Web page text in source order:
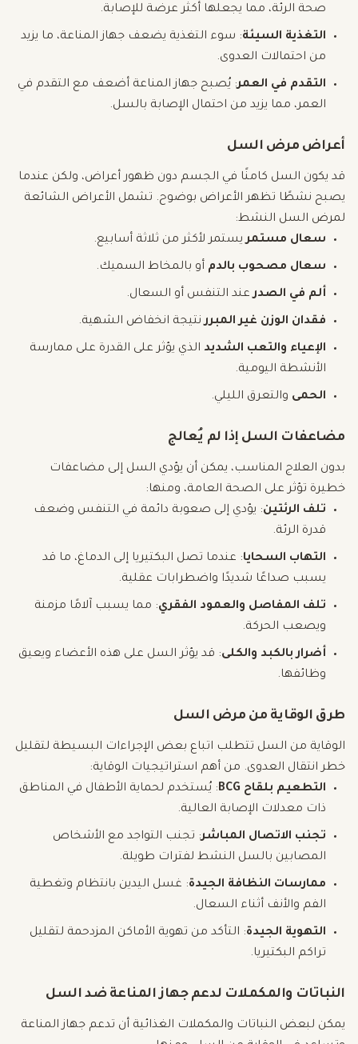
صحة الرئة، مما يجعلها أكثر عرضة للإصابة.
التغذية السيئة: سوء التغذية يضعف جهاز المناعة، ما يزيد
من احتمالات العدوى.
التقدم في العمر: يُصبح جهاز المناعة أضعف مع التقدم في
العمر، مما يزيد من احتمال الإصابة بالسل.
أعراض مرض السل
قد يكون السل كامنًا في الجسم دون ظهور أعراض، ولكن عندما
يصبح نشطًا تظهر الأعراض بوضوح. تشمل الأعراض الشائعة
لمرض السل النشط:
سعال مستمريستمر لأكثر من ثلاثة أسابيع.
سعال مصحوب بالدم أو بالمخاط السميك.
ألم في الصدرعند التنفس أو السعال.
فقدان الوزن غير المبررنتيجة انخفاض الشهية.
الإعياء والتعب الشديد الذي يؤثر على القدرة على ممارسة
الأنشطة اليومية.
الحمى والتعرق الليلي.
مضاعفات السل إذا لم يُعالج
بدون العلاج المناسب، يمكن أن يؤدي السل إلى مضاعفات
خطيرة تؤثر على الصحة العامة، ومنها:
تلف الرئتين: يؤدي إلى صعوبة دائمة في التنفس وضعف
قدرة الرئة.
التهاب السحايا: عندما تصل البكتيريا إلى الدماغ، ما قد
يسبب صداعًا شديدًا واضطرابات عقلية.
تلف المفاصل والعمود الفقري: مما يسبب آلامًا مزمنة
ويصعب الحركة.
أضرار بالكبد والكلى: قد يؤثر السل على هذه الأعضاء ويعيق
وظائفها.
طرق الوقاية من مرض السل
الوقاية من السل تتطلب اتباع بعض الإجراءات البسيطة لتقليل
خطر انتقال العدوى. من أهم استراتيجيات الوقاية:
التطعيم بلقاح BCG
: يُستخدم لحماية الأطفال في المناطق
ذات معدلات الإصابة العالية.
تجنب الاتصال المباشر: تجنب التواجد مع الأشخاص
المصابين بالسل النشط لفترات طويلة.
ممارسات النظافة الجيدة: غسل اليدين بانتظام وتغطية
الفم والأنف أثناء السعال.
التهوية الجيدة: التأكد من تهوية الأماكن المزدحمة لتقليل
تراكم البكتيريا.
النباتات والمكملات لدعم جهاز المناعة ضد السل
يمكن لبعض النباتات والمكملات الغذائية أن تدعم جهاز المناعة